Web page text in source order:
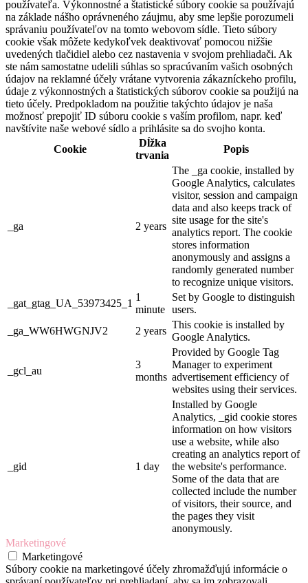
používateľa. Výkonnostné a štatistické súbory cookie sa používajú
na základe nášho oprávneného záujmu, aby sme lepšie porozumeli
správaniu používateľov na tomto webovom sídle. Tieto súbory
cookie však môžete kedykoľvek deaktivovať pomocou nižšie
uvedených tlačidiel alebo cez nastavenia v svojom prehliadači. Ak
ste nám samostatne udelili súhlas so spracúvaním vašich osobných
údajov na reklamné účely vrátane vytvorenia zákazníckeho profilu,
údaje z výkonnostných a štatistických súborov cookie sa použijú na
tieto účely. Predpokladom na použitie takýchto údajov je naša
možnosť prepojiť ID súboru cookie s vaším profilom, napr. keď
navštívite naše webové sídlo a prihlásite sa do svojho konta.
Cookie
Dĺžka
trvania
Popis
_ga 2 years
The _ga cookie, installed by
Google Analytics, calculates
visitor, session and campaign
data and also keeps track of
site usage for the site's
analytics report. The cookie
stores information
anonymously and assigns a
randomly generated number
to recognize unique visitors.
_gat_gtag_UA_53973425_1
1
minute
Set by Google to distinguish
users.
_ga_WW6HWGNJV2
2 years
This cookie is installed by
Google Analytics.
_gcl_au
3
months
Provided by Google Tag
Manager to experiment
advertisement efficiency of
websites using their services.
_gid 1 day
Installed by Google
Analytics, _gid cookie stores
information on how visitors
use a website, while also
creating an analytics report of
the website's performance.
Some of the data that are
collected include the number
of visitors, their source, and
the pages they visit
anonymously.
Marketingové
Marketingové
Súbory cookie na marketingové účely zhromažďujú informácie o